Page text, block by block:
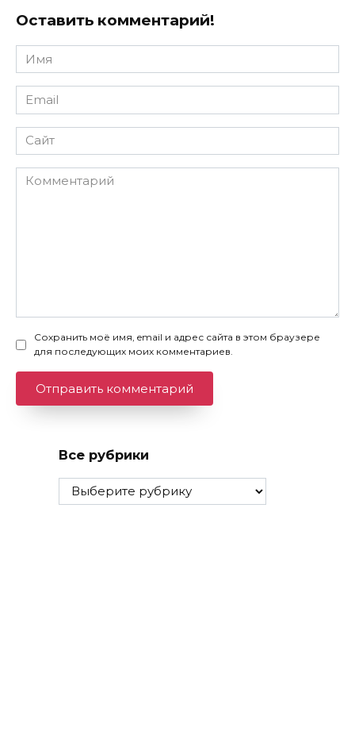
Оставить комментарий!
Имя
*
Email
*
Сайт
Комментарий
Сохранить моё имя, email и адрес сайта в этом браузере
для последующих моих комментариев.
Все рубрики
Все
рубрики